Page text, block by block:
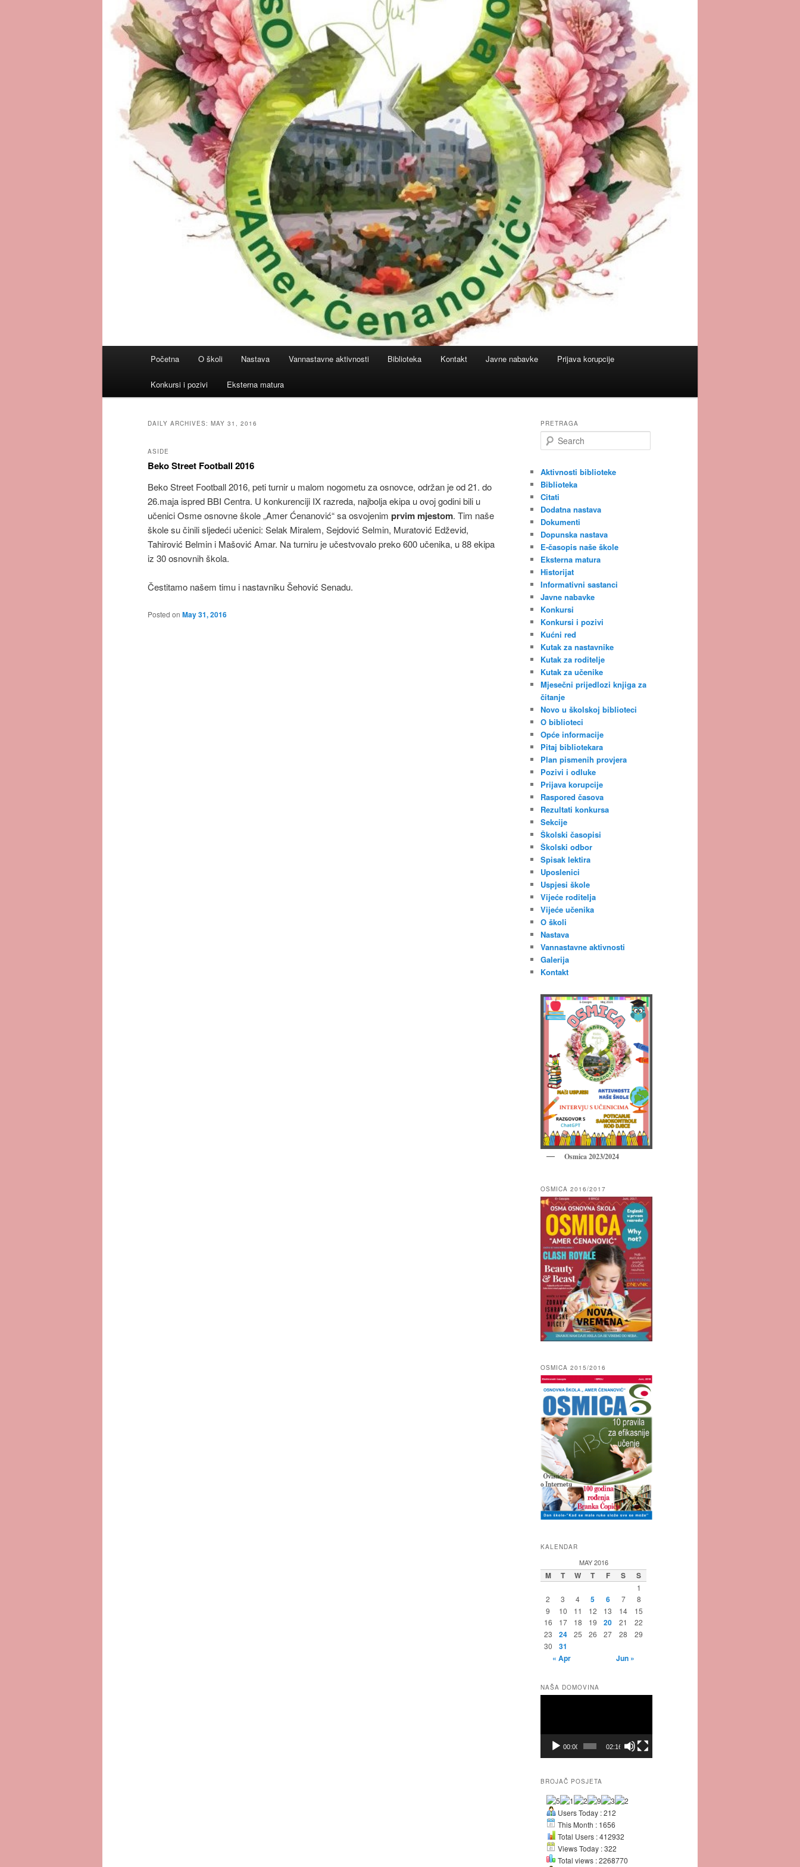
Početna O školi Nastava Vannastavne aktivnosti Biblioteka Kontakt Javne nabavke Prijava korupcije
Konkursi i pozivi Eksterna matura
DAILY ARCHIVES: MAY 31, 2016
ASIDE
Beko Street Football 2016
Beko Street Football 2016, peti turnir u malom nogometu za osnovce, održan je od 21. do
26.maja ispred BBI Centra. U konkurenciji IX razreda, najbolja ekipa u ovoj godini bili u
učenici Osme osnovne škole „Amer Ćenanović“ sa osvojenim prvim mjestom. Tim naše
škole su činili sljedeći učenici: Selak Miralem, Sejdović Selmin, Muratović Edževid,
Tahirović Belmin i Mašović Amar. Na turniru je učestvovalo preko 600 učenika, u 88 ekipa
iz 30 osnovnih škola.
Čestitamo našem timu i nastavniku Šehović Senadu.
Posted on May 31, 2016
PRETRAGA
e
r
c
h
Aktivnosti biblioteke
Biblioteka
Citati
Dodatna nastava
Dokumenti
Dopunska nastava
E-časopis naše škole
Eksterna matura
Historijat
Informativni sastanci
Javne nabavke
Konkursi
Konkursi i pozivi
Kućni red
Kutak za nastavnike
Kutak za roditelje
Kutak za učenike
Mjesečni prijedlozi knjiga za
čitanje
Novo u školskoj biblioteci
O biblioteci
Opće informacije
Pitaj bibliotekara
Plan pismenih provjera
Pozivi i odluke
Prijava korupcije
Raspored časova
Rezultati konkursa
Sekcije
Školski časopisi
Školski odbor
Spisak lektira
Uposlenici
Uspjesi škole
Vijeće roditelja
Vijeće učenika
O školi
Nastava
Vannastavne aktivnosti
Galerija
Kontakt
Osmica 2023/2024
OSMICA 2016/2017
OSMICA 2015/2016
KALENDAR
MAY 2016
M T W T F S S
1
2
3 4 5 6 7
8
9
10 11 12 13 14
15
16
17 18 19 20 21
22
23
24 25 26 27 28
29
30
31
« Apr
Jun »
NAŠA DOMOVINA
00:00 02:16
BROJAČ POSJETA
Users Today : 212
This Month : 1656
Total Users : 412932
Views Today : 322
Total views : 2268770